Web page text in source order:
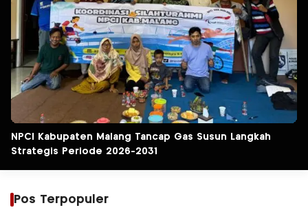
NPCI Kabupaten Malang Tancap Gas Susun Langkah
Strategis Periode 2026-2031
Pos Terpopuler